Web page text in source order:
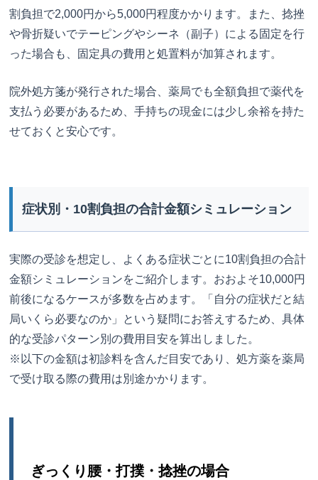
割負担で2,000円から5,000円程度かかります。また、捻挫
や骨折疑いでテーピングやシーネ（副子）による固定を行
った場合も、固定具の費用と処置料が加算されます。
院外処方箋が発行された場合、薬局でも全額負担で薬代を
支払う必要があるため、手持ちの現金には少し余裕を持た
せておくと安心です。
症状別・10割負担の合計金額シミュレーション
実際の受診を想定し、よくある症状ごとに10割負担の合計
金額シミュレーションをご紹介します。おおよそ10,000円
前後になるケースが多数を占めます。「自分の症状だと結
局いくら必要なのか」という疑問にお答えするため、具体
的な受診パターン別の費用目安を算出しました。
※以下の金額は初診料を含んだ目安であり、処方薬を薬局
で受け取る際の費用は別途かかります。
ぎっくり腰・打撲・捻挫の場合